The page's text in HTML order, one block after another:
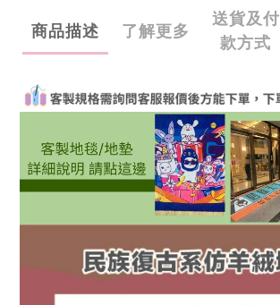
商品描述 了解更多
送貨及付
款方式